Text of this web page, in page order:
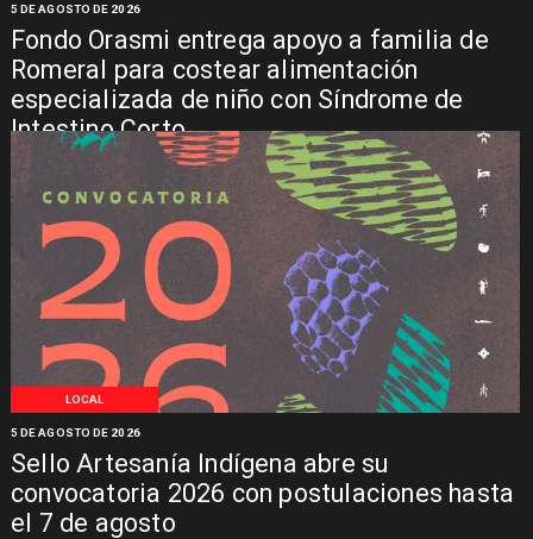
Fondo Orasmi entrega apoyo a familia de
Romeral para costear alimentación
especializada de niño con Síndrome de
Intestino Corto
5 DE AGOSTO DE 2026
LOCAL
Sello Artesanía Indígena abre su
convocatoria 2026 con postulaciones hasta
el 7 de agosto
5 DE AGOSTO DE 2026